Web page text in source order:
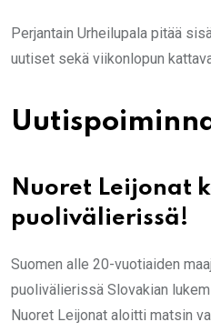
Perjantain Urheilupala pitää
uutiset sekä viikonlopun
Nuoret Leijonat
puolivälierissä!
Suomen alle 20-vuotiaiden
puolivälierissä Slovakian
Nuoret Leijonat aloitti matsin